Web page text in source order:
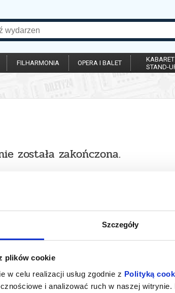
Szczegóły
plików cookie
w celu realizacji usług zgodnie z Polityką
i analizować ruch w naszej
FILHARMONIA OPERA I BALET
KABARET
STAND-
została zakończona.